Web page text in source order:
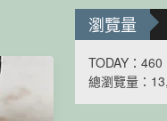
瀏覽量
TODAY：460
總瀏覽量：